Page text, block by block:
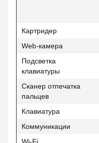
Картридер
Web-камера
Подсветка
клавиатуры
Сканер отпечатка
пальцев
Клавиатура
Коммуникации
Wi-Fi